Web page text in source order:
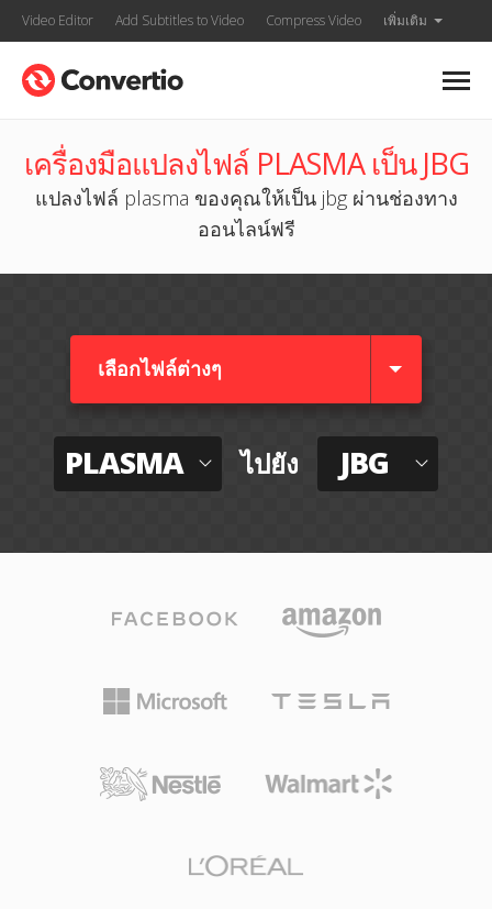
Video Editor Add Subtitles to Video Compress Video เพิ่มเติม
เครื่องมือแปลงไฟล์ PLASMA เป็น JBG
แปลงไฟล์ plasma ของคุณให้เป็น jbg ผ่านช่องทาง
ออนไลน์ฟรี
เลือกไฟล์ต่างๆ​
PLASMA ไปยัง JBG